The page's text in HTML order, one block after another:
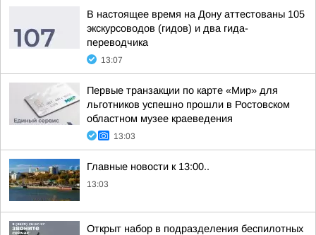
В настоящее время на Дону аттестованы 105
экскурсоводов (гидов) и два гида-
переводчика
13:07
Первые транзакции по карте «Мир» для
льготников успешно прошли в Ростовском
областном музее краеведения
13:03
Главные новости к 13:00..
13:03
Открыт набор в подразделения беспилотных